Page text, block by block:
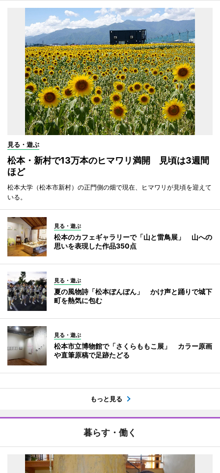
見る・遊ぶ
松本・新村で13万本のヒマワリ満開 見頃は3週間
ほど
松本大学（松本市新村）の正門側の畑で現在、ヒマワリが見頃を迎えて
いる。
見る・遊ぶ
松本のカフェギャラリーで「山と雷鳥展」 山への
思いを表現した作品350点
見る・遊ぶ
夏の風物詩「松本ぼんぼん」 かけ声と踊りで城下
町を熱気に包む
見る・遊ぶ
松本市立博物館で「さくらももこ展」 カラー原画
や直筆原稿で足跡たどる
もっと見る
暮らす・働く